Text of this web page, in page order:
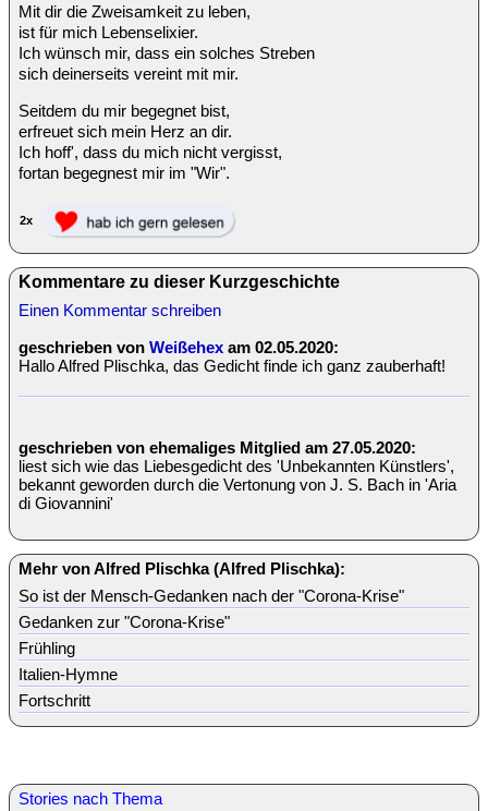
Mit dir die Zweisamkeit zu leben,
ist für mich Lebenselixier.
Ich wünsch mir, dass ein solches Streben
sich deinerseits vereint mit mir.
Seitdem du mir begegnet bist,
erfreuet sich mein Herz an dir.
Ich hoff', dass du mich nicht vergisst,
fortan begegnest mir im "Wir".
2x
Kommentare zu dieser Kurzgeschichte
Einen Kommentar schreiben
geschrieben von Weißehex am 02.05.2020:
Hallo Alfred Plischka, das Gedicht finde ich ganz zauberhaft!
geschrieben von ehemaliges Mitglied am 27.05.2020:
liest sich wie das Liebesgedicht des 'Unbekannten Künstlers',
bekannt geworden durch die Vertonung von J. S. Bach in 'Aria
di Giovannini'
Mehr von Alfred Plischka (Alfred Plischka):
So ist der Mensch-Gedanken nach der "Corona-Krise"
Gedanken zur "Corona-Krise"
Frühling
Italien-Hymne
Fortschritt
Stories nach Thema